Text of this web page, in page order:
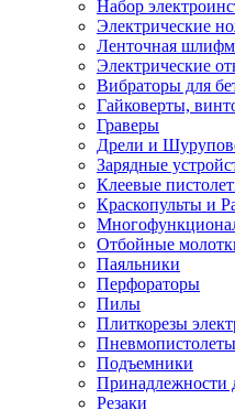
Набор
Электрические
Ленточная
Электрические
Вибраторы для
Гайковерты,
Граверы
Дрели и
Зарядные
Клеевые
Краскопульты и
Отбойные
Паяльники
Перфораторы
Пилы
Плиткорезы
Пневмопистолеты
Подъемники
Принадлежности
Резаки